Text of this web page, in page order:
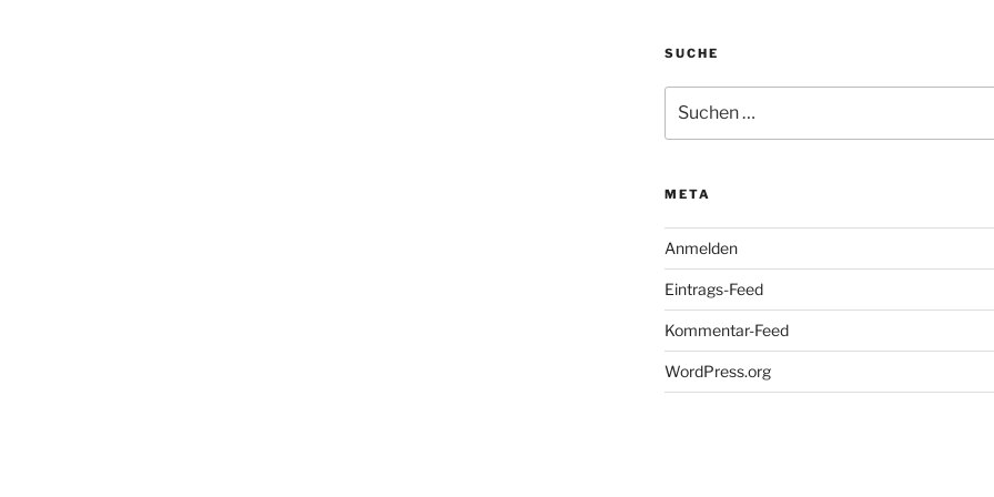
SUCHE
nach:
META
Anmelden
Eintrags-Feed
Kommentar-Feed
WordPress.org